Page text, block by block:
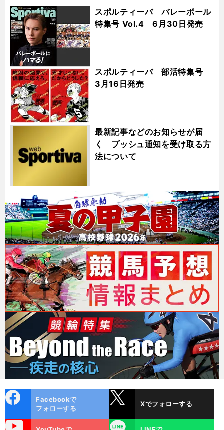
スポルティーバ バレーボール
特集号 Vol.4 6月30日発売
スポルティーバ 部活特集号
3月16日発売
最新記事などのお知らせが届
く プッシュ通知を受け取る方
法について
ok
Facebookで
フォローする
Xでフォローする
LINE